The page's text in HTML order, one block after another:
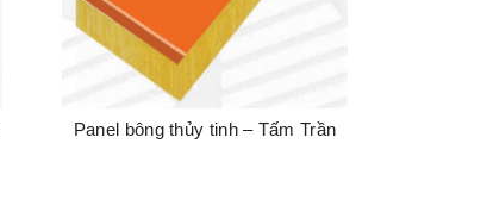
Panel bông thủy tinh – Tấm Trần